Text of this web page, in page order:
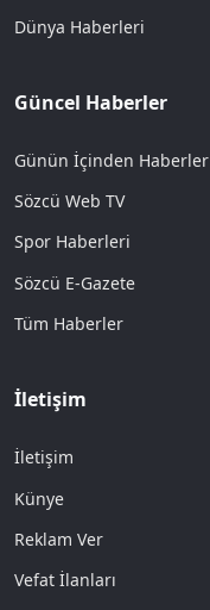
Dünya Haberleri
Güncel Haberler
Günün İçinden Haberler
Sözcü Web TV
Spor Haberleri
Sözcü E-Gazete
Tüm Haberler
İletişim
İletişim
Künye
Reklam Ver
Vefat İlanları